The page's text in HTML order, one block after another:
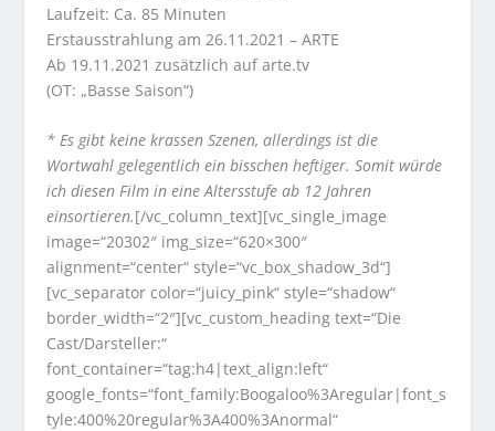
Laufzeit: Ca. 85 Minuten
Erstausstrahlung am 26.11.2021 – ARTE
Ab 19.11.2021 zusätzlich auf arte.tv
(OT: „Basse Saison“)
* Es gibt keine krassen Szenen, allerdings ist die
Wortwahl gelegentlich ein bisschen heftiger. Somit würde
ich diesen Film in eine Altersstufe ab 12 Jahren
einsortieren.[/vc_column_text][vc_single_image
image=“20302″ img_size=“620×300″
alignment=“center“ style=“vc_box_shadow_3d“]
[vc_separator color=“juicy_pink“ style=“shadow“
border_width=“2″][vc_custom_heading text=“Die
Cast/Darsteller:“
font_container=“tag:h4|text_align:left“
google_fonts=“font_family:Boogaloo%3Aregular|font_s
tyle:400%20regular%3A400%3Anormal“